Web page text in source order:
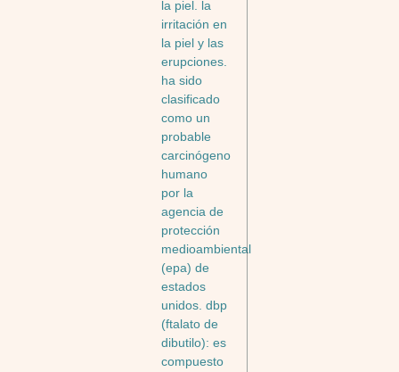
la piel. la
irritación en
la piel y las
erupciones.
ha sido
clasificado
como un
probable
carcinógeno
humano
por la
agencia de
protección
medioambiental
(epa) de
estados
unidos. dbp
(ftalato de
dibutilo): es
compuesto